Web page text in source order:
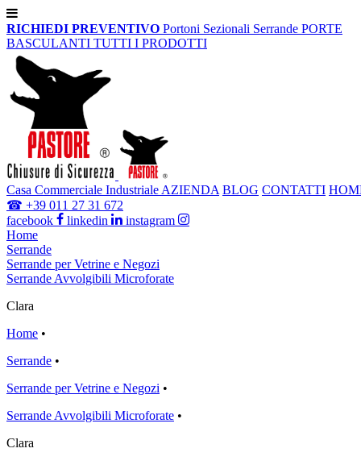
RICHIEDI PREVENTIVO Portoni Sezionali Serrande PORTE
BASCULANTI TUTTI I PRODOTTI
Casa Commerciale Industriale AZIENDA BLOG CONTATTI
☎ +39 011 27 31 672
facebook
linkedin
instagram
Home
Serrande
Serrande per Vetrine e Negozi
Serrande Avvolgibili Microforate
Clara
Home •
Serrande •
Serrande per Vetrine e Negozi •
Serrande Avvolgibili Microforate •
Clara